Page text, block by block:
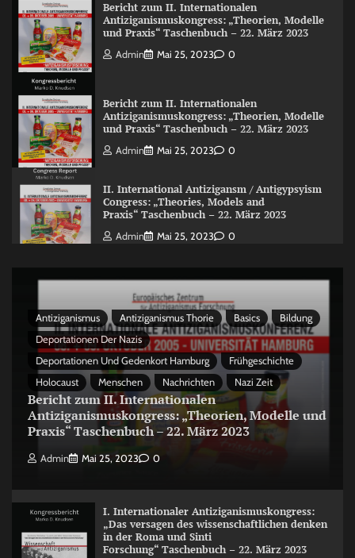
Bericht zum II. Internationalen
Antiziganismuskongress: „Theorien, Modelle
und Praxis“ Taschenbuch – 22. März 2023
Admin Mai 25, 2023 0
Bericht zum II. Internationalen
Antiziganismuskongress: „Theorien, Modelle
und Praxis“ Taschenbuch – 22. März 2023
Admin Mai 25, 2023 0
II. International Antizigansm / Antigypsyism
Congress: „Theories, Models and
Praxis“ Taschenbuch – 22. März 2023
Admin Mai 25, 2023 0
Antiziganismus Antiziganismus Thorie Basics
Bildung
Deportationen Der Nazis
Deportationen Und Gedenkort Hamburg
Frühgeschichte
Holocaust
Menschen Nachrichten Nazi Zeit
Bericht zum II. Internationalen
Antiziganismuskongress: „Theorien, Modelle und
Praxis“ Taschenbuch – 22. März 2023
Admin Mai 25, 2023 0
I. Internationaler Antiziganismuskongress:
„Das versagen des wissenschaftlichen denken
in der Roma und Sinti
Forschung“ Taschenbuch – 22. März 2023